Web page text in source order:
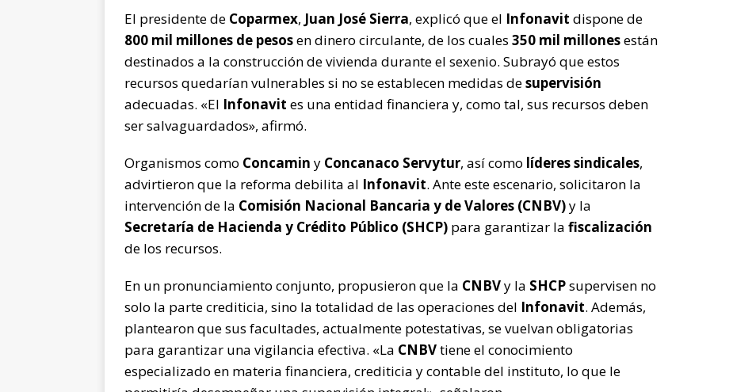
El presidente de Coparmex, Juan José Sierra, explicó que el Infonavit dispone de
800 mil millones de pesosen dinero circulante, de los cuales 350 mil millonesestán
destinados a la construcción de vivienda durante el sexenio. Subrayó que estos
recursos quedarían vulnerables si no se establecen medidas desupervisión
adecuadas. «El Infonavit es una entidad financiera y, como tal, sus recursos deben
ser salvaguardados», afirmó.
Organismos como Concamin y Concanaco Servytur, así como líderes sindicales,
advirtieron que la reforma debilita al Infonavit. Ante este escenario, solicitaron la
intervención de la Comisión Nacional Bancaria y de Valores (CNBV)y la
Secretaría de Hacienda y Crédito Público (SHCP) para garantizar la fiscalización
de los recursos.
En un pronunciamiento conjunto, propusieron que la CNBVy la SHCPsupervisen no
solo la parte crediticia, sino la totalidad de las operaciones del Infonavit. Además,
plantearon que sus facultades, actualmente potestativas, se vuelvan obligatorias
para garantizar una vigilancia efectiva. «La CNBVtiene el conocimiento
especializado en materia financiera, crediticia y contable del instituto, lo que le